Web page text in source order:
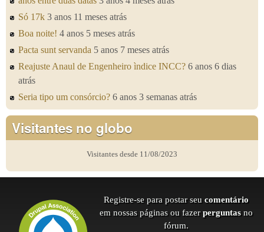
Só 17k 3 anos 11 meses atrás
Boa noite! 4 anos 5 meses atrás
Pacta sunt servanda 5 anos 7 meses atrás
Reajuste Anaul de Engenheiro ìndice INCC? 6 anos 6 dias
atrás
Seria tipo um consórcio? 6 anos 3 semanas atrás
Visitantes no globo
Visitantes desde 11/08/2023
Registre-se para postar seu comentário
em nossas páginas ou fazer perguntas no
fórum.